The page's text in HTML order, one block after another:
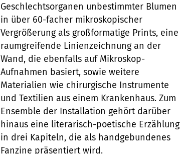
Geschlechtsorganen unbestimmter Blumen
in über 60-facher mikroskopischer
Vergrößerung als großformatige Prints, eine
raumgreifende Linienzeichnung an der
Wand, die ebenfalls auf Mikroskop-
Aufnahmen basiert, sowie weitere
Materialien wie chirurgische Instrumente
und Textilien aus einem Krankenhaus. Zum
Ensemble der Installation gehört darüber
hinaus eine literarisch-poetische Erzählung
in drei Kapiteln, die als handgebundenes
Fanzine präsentiert wird.